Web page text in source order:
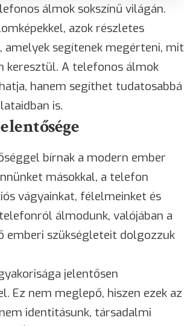
álmok sokszínű világán.
azok részletes
amelyek segítenek megérteni, mit
keresztül. A telefonos álmok
hanem segíthet tudatosabbá
is.
bírnak a modern ember
másokkal, a telefon
vágyainkat, félelmeinket és
álmodunk, valójában a
emberi szükségleteit dolgozzuk
jelentősen
Ez nem meglepő, hiszen ezek az
identitásunk, társadalmi